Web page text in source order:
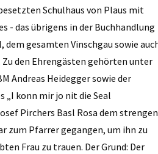
Schulhaus von Plaus mit
- das übrigens in der Buchhandlung
gesamten Vinschgau sowie
Zu den Ehrengästen gehörten unter
Andreas Heidegger sowie der
„I konn mir jo nit die Seal
Pirchers Basl Rosa dem strengen
zum Pfarrer gegangen, um ihn zu
Frau zu trauen. Der Grund: Der